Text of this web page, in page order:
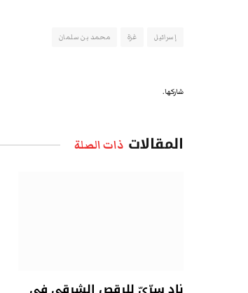
إسرائيل غزة محمد بن سلمان
شاركها.
المقالات ذات الصلة